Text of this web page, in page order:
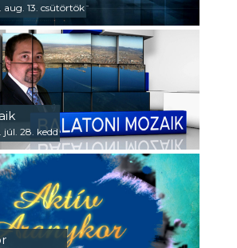
aug. 13. csütörtök
júl. 28. kedd